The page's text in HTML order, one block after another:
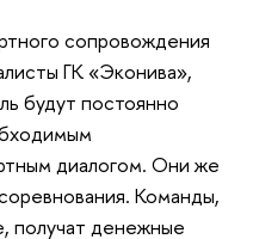
сопровождения
ГК «Эконива»,
будут постоянно
диалогом. Они же
Команды,
получат денежные